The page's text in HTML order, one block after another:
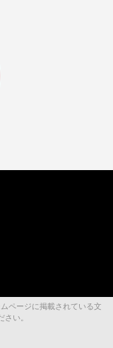
ムページに掲載されている文
い。